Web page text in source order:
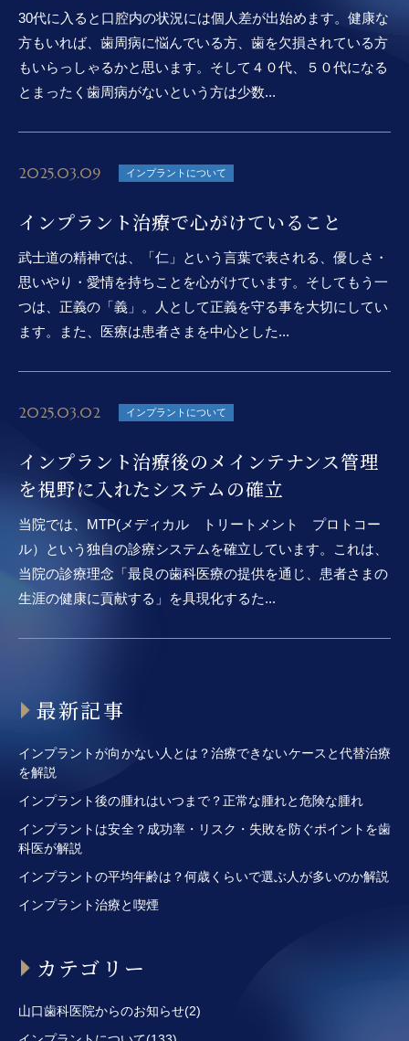
30代に入ると口腔内の状況には個人差が出始めます。健康な
方もいれば、歯周病に悩んでいる方、歯を欠損されている方
もいらっしゃるかと思います。そして４０代、５０代になる
とまったく歯周病がないという方は少数...
2025.03.09 インプラントについて
インプラント治療で心がけていること
武士道の精神では、「仁」という言葉で表される、優しさ・
思いやり・愛情を持ちことを心がけています。そしてもう一
つは、正義の「義」。人として正義を守る事を大切にしてい
ます。また、医療は患者さまを中心とした...
2025.03.02 インプラントについて
インプラント治療後のメインテナンス管理
を視野に入れたシステムの確立
当院では、MTP(メディカル トリートメント プロトコー
ル）という独自の診療システムを確立しています。これは、
当院の診療理念「最良の歯科医療の提供を通じ、患者さまの
生涯の健康に貢献する」を具現化するた...
最新記事
インプラントが向かない人とは？治療できないケースと代替治療
を解説
インプラント後の腫れはいつまで？正常な腫れと危険な腫れ
インプラントは安全？成功率・リスク・失敗を防ぐポイントを歯
科医が解説
インプラントの平均年齢は？何歳くらいで選ぶ人が多いのか解説
インプラント治療と喫煙
カテゴリー
山口歯科医院からのお知らせ(2)